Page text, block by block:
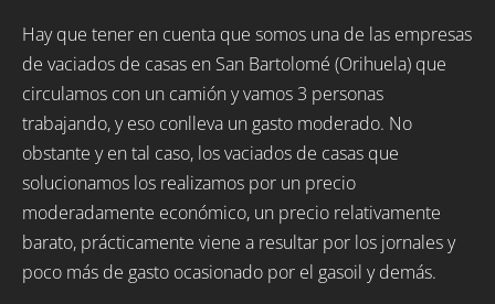
Hay que tener en cuenta que somos una de las empresas
de vaciados de casas en San Bartolomé (Orihuela) que
circulamos con un camión y vamos 3 personas
trabajando, y eso conlleva un gasto moderado. No
obstante y en tal caso, los vaciados de casas que
solucionamos los realizamos por un precio
moderadamente económico, un precio relativamente
barato, prácticamente viene a resultar por los jornales y
poco más de gasto ocasionado por el gasoil y demás.